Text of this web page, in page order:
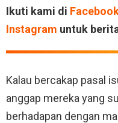
Ikuti kami di
Instagram untuk
Kalau bercakap pasal
anggap mereka yang
berhadapan dengan